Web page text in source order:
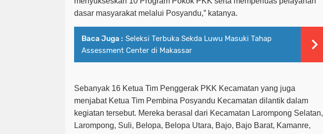
dasar masyarakat melalui Posyandu,” katanya.
Baca Juga : Seleksi Terbuka Sekda Luwu Masuki Tahap
Assessment Center di Makassar
Sebanyak 16 Ketua Tim Penggerak PKK Kecamatan yang juga
menjabat Ketua Tim Pembina Posyandu Kecamatan dilantik dalam
kegiatan tersebut. Mereka berasal dari Kecamatan Larompong Selatan,
Larompong, Suli, Belopa, Belopa Utara, Bajo, Bajo Barat, Kamanre,